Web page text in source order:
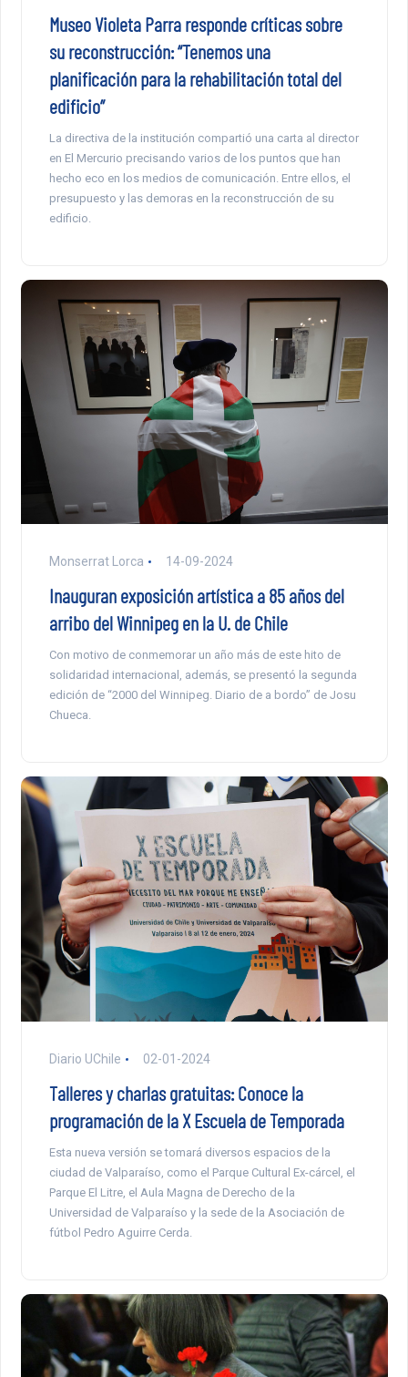
Museo Violeta Parra responde críticas sobre
su reconstrucción: “Tenemos una
planificación para la rehabilitación total del
edificio”
La directiva de la institución compartió una carta al director
en El Mercurio precisando varios de los puntos que han
hecho eco en los medios de comunicación. Entre ellos, el
presupuesto y las demoras en la reconstrucción de su
edificio.
Monserrat Lorca 14-09-2024
Inauguran exposición artística a 85 años del
arribo del Winnipeg en la U. de Chile
Con motivo de conmemorar un año más de este hito de
solidaridad internacional, además, se presentó la segunda
edición de “2000 del Winnipeg. Diario de a bordo” de Josu
Chueca.
Diario UChile 02-01-2024
Talleres y charlas gratuitas: Conoce la
programación de la X Escuela de Temporada
Esta nueva versión se tomará diversos espacios de la
ciudad de Valparaíso, como el Parque Cultural Ex-cárcel, el
Parque El Litre, el Aula Magna de Derecho de la
Universidad de Valparaíso y la sede de la Asociación de
fútbol Pedro Aguirre Cerda.